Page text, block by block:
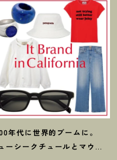
年代に世界的ブームに。
ーシークチュールとマウ